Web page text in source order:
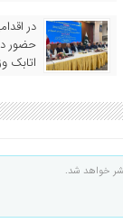
حضور
اتابک
خواهد شد.